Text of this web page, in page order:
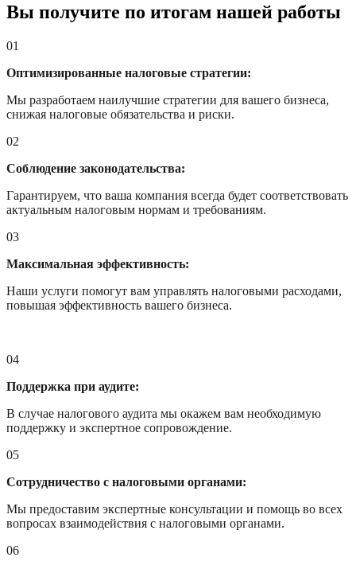
Вы получите по итогам нашей работы
01
Оптимизированные налоговые стратегии:
Мы разработаем наилучшие стратегии для вашего бизнеса,
снижая налоговые обязательства и риски.
02
Соблюдение законодательства:
Гарантируем, что ваша компания всегда будет соответствовать
актуальным налоговым нормам и требованиям.
03
Максимальная эффективность:
Наши услуги помогут вам управлять налоговыми расходами,
повышая эффективность вашего бизнеса.
04
Поддержка при аудите:
В случае налогового аудита мы окажем вам необходимую
поддержку и экспертное сопровождение.
05
Сотрудничество с налоговыми органами:
Мы предоставим экспертные консультации и помощь во всех
вопросах взаимодействия с налоговыми органами.
06